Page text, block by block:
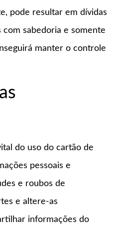
pode resultar em dívidas
com sabedoria e somente
manter o controle
do uso do cartão de
pessoais e
e roubos de
e altere-as
informações do